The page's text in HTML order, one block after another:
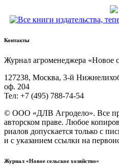
Контакты
Жур­нал агро­ме­не­дже­ра «Новое
127238, Москва, 3‑й
оф. 204
Тел: +7 (495) 788‑74‑54
© ООО «ДЛВ Агро­де­ло». Все
автор­ском пра­ве. Любое
ри­а­лов допус­ка­ет­ся толь­ко с
и с ука­за­ни­ем ссыл­ки на
Журнал «Новое сельское хозяйство»